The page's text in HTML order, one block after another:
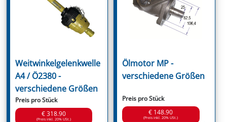
Weitwinkelgelenkwelle
A4 / Ö2380 -
verschiedene Größen
Preis pro Stück
€ 318.90
(Preis inkl. 20% USt.)
Ölmotor MP -
verschiedene Größen
Preis pro Stück
€ 148.90
(Preis inkl. 20% USt.)